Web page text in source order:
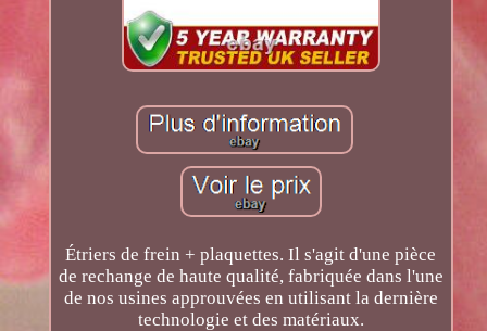
Étriers de frein + plaquettes. Il s'agit d'une pièce
de rechange de haute qualité, fabriquée dans l'une
de nos usines approuvées en utilisant la dernière
technologie et des matériaux.